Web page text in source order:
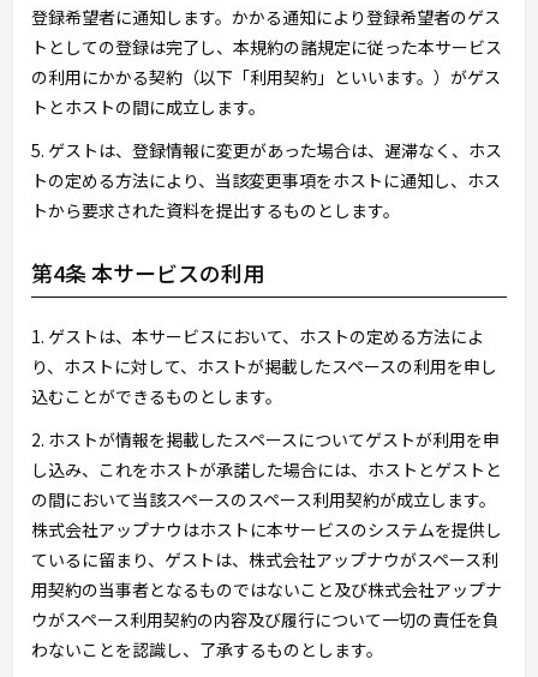
登録希望者に通知します。かかる通知により登録希望者のゲス
トとしての登録は完了し、本規約の諸規定に従った本サービス
の利用にかかる契約（以下「利用契約」といいます。）がゲス
トとホストの間に成立します。
5. ゲストは、登録情報に変更があった場合は、遅滞なく、ホス
トの定める方法により、当該変更事項をホストに通知し、ホス
トから要求された資料を提出するものとします。
第4条 本サービスの利用
1. ゲストは、本サービスにおいて、ホストの定める方法によ
り、ホストに対して、ホストが掲載したスペースの利用を申し
込むことができるものとします。
2. ホストが情報を掲載したスペースについてゲストが利用を申
し込み、これをホストが承諾した場合には、ホストとゲストと
の間において当該スペースのスペース利用契約が成立します。
株式会社アップナウはホストに本サービスのシステムを提供し
ているに留まり、ゲストは、株式会社アップナウがスペース利
用契約の当事者となるものではないこと及び株式会社アップナ
ウがスペース利用契約の内容及び履行について一切の責任を負
わないことを認識し、了承するものとします。